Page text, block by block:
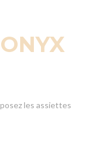
les assiettes